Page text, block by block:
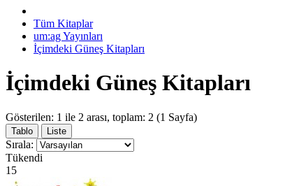
Tüm Kitaplar
um:ag Yayınları
İçimdeki Güneş Kitapları
İçimdeki Güneş Kitapları
Gösterilen: 1 ile 2 arası, toplam: 2 (1 Sayfa)
Tablo Liste
Sırala:
Tükendi
15